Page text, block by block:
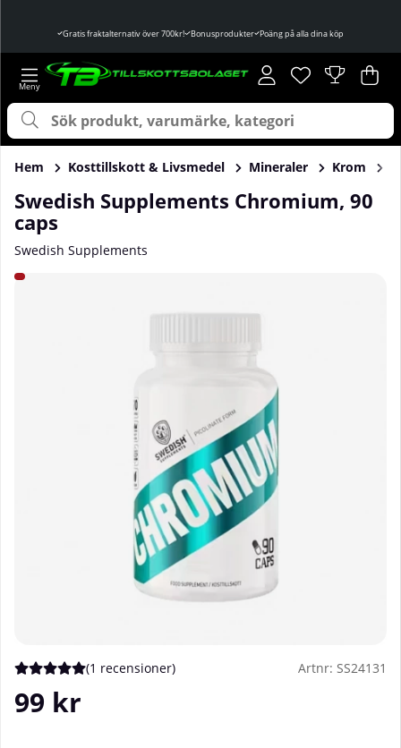
Gratis fraktalternativ över 700kr! Bonusprodukter Poäng på alla dina köp
Önskelista
Antal i
. .
Hem Kosttillskott & Livsmedel Mineraler Krom
Swedish Supplements Chromium, 90
caps
Swedish Supplements
Produktbilder Swedish Supplements Chromium, 90 caps
Medelbetyg 5 av 5 Antal betyg 1
(1 recensioner) Artnr: SS24131
99 kr